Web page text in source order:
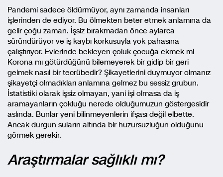
Pandemi sadece öldürmüyor, aynı zamanda insanları
işlerinden de ediyor. Bu ölmekten beter etmek anlamına da
gelir çoğu zaman. İşsiz bırakmadan önce aylarca
süründürüyor ve iş kaybı korkusuyla yok pahasına
çalıştırıyor. Evlerinde bekleyen çoluk çocuğa ekmek mi
Korona mı götürdüğünü bilemeyerek bir gidip bir geri
gelmek nasıl bir tecrübedir? Şikayetlerini duymuyor olmanız
şikayetçi olmadıkları anlamına gelmez bu sessiz grubun.
İstatistiki olarak işsiz olmayan, yani işi olmasa da iş
aramayanların çokluğu nerede olduğumuzun göstergesidir
aslında. Bunlar yeni bilinmeyenlerin ifşası değil elbette.
Ancak durgun suların altında bir huzursuzluğun olduğunu
görmek gerekir.
Araştırmalar sağlıklı mı?